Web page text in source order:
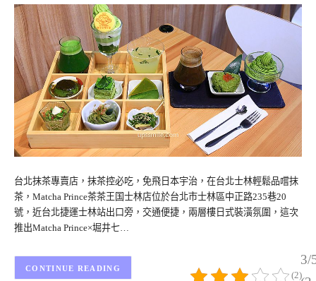
台北抹茶專賣店，抹茶控必吃，免飛日本宇治，在台北士林輕鬆品嚐抹
茶，Matcha Prince茶茶王国士林店位於台北市士林區中正路235巷20
號，近台北捷運士林站出口旁，交通便捷，兩層樓日式裝潢氛圍，這次
推出Matcha Prince×堀井七…
3/
(2)
CONTINUE READING